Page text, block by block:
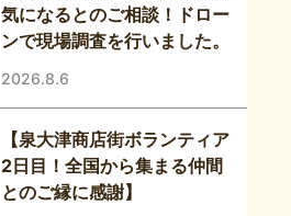
気になるとのご相談！ドロー
ンで現場調査を行いました。
2026.8.6
【泉大津商店街ボランティア
2日目！全国から集まる仲間
とのご縁に感謝】